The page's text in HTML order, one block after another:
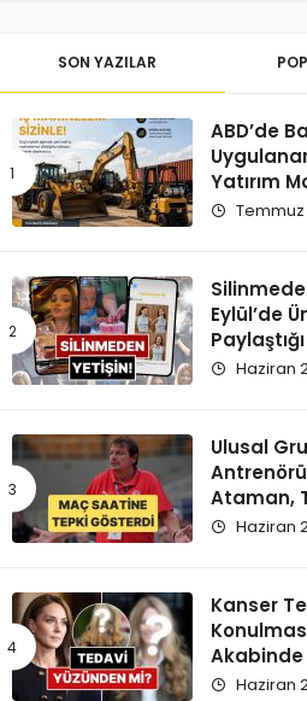
SON YAZILAR
ABD’de
Yatırım
Temmuz
Eylül’de
YazıkHaziran
Ulusal
Ataman,
MaçıHaziran
Kanser
Haziran